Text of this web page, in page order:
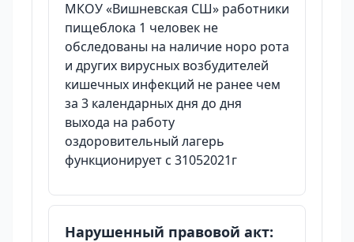
МКОУ «Вишневская СШ» работники
пищеблока 1 человек не
обследованы на наличие норо рота
и других вирусных возбудителей
кишечных инфекций не ранее чем
за 3 календарных дня до дня
выхода на работу
оздоровительный лагерь
функционирует с 31052021г
Нарушенный правовой акт: